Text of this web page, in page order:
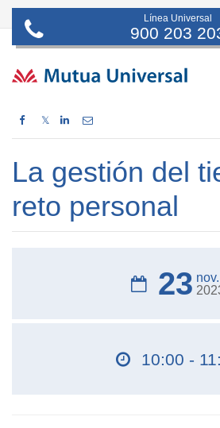
Línea Universal
900 203
𝕏
La gestión del
reto personal
23
10:00 -